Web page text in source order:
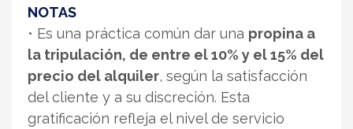
NOTAS
• Es una práctica común dar una propina a
la tripulación, de entre el 10% y el 15% del
precio del alquiler, según la satisfacción
del cliente y a su discreción. Esta
gratificación refleja el nivel de servicio